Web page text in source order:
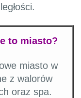
to miasto?
miasto w
z walorów
oraz spa.